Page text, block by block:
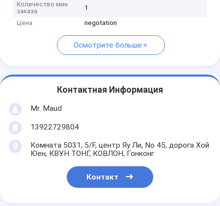
Количество мин
заказа
1
Цена negotation
Осмотрите больше
Контактная Информация
Mr. Maud
13922729804
Комната 5031, 5/F, центр Яу Ли, No 45, дорога Хой
Юен, КВУН ТОНГ, КОВЛОН, Гонконг
Контакт